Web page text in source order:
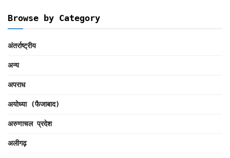
Browse by Category
अंतर्राष्ट्रीय
अन्य
अपराध
अयोध्या (फैजाबाद)
अरुणाचल प्रदेश
अलीगढ़